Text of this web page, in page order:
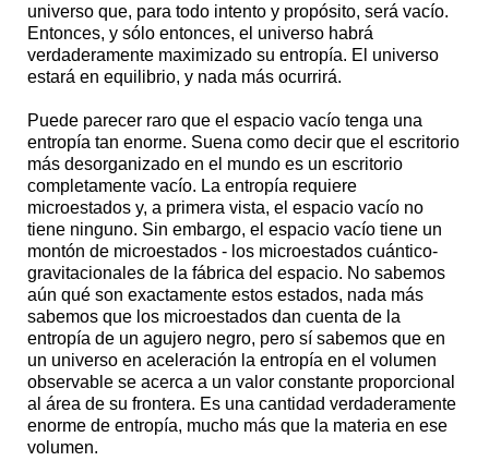
universo que, para todo intento y propósito, será vacío.
Entonces, y sólo entonces, el universo habrá
verdaderamente maximizado su entropía. El universo
estará en equilibrio, y nada más ocurrirá.
Puede parecer raro que el espacio vacío tenga una
entropía tan enorme. Suena como decir que el escritorio
más desorganizado en el mundo es un escritorio
completamente vacío. La entropía requiere
microestados y, a primera vista, el espacio vacío no
tiene ninguno. Sin embargo, el espacio vacío tiene un
montón de microestados - los microestados cuántico-
gravitacionales de la fábrica del espacio. No sabemos
aún qué son exactamente estos estados, nada más
sabemos que los microestados dan cuenta de la
entropía de un agujero negro, pero sí sabemos que en
un universo en aceleración la entropía en el volumen
observable se acerca a un valor constante proporcional
al área de su frontera. Es una cantidad verdaderamente
enorme de entropía, mucho más que la materia en ese
volumen.